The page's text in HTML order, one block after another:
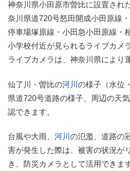
神奈川県小田原市曽比に設置され
奈川県道720号怒田開成小田原線
停車場塚原線・小田急小田原線・
小学校付近が見られるライブカメ
ライブカメラは、神奈川県により
仙了川・曽比の河川 の様子（水位
県道720号道路の様子、周辺の天
認できます。
台風や大雨、 河川 の氾濫、道路の
害が発生した際は、被害の状況が
き、防災カメラとして活用できます